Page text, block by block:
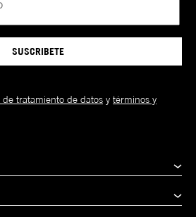
SUSCRIBETE
de tratamiento de datos ytérminos y